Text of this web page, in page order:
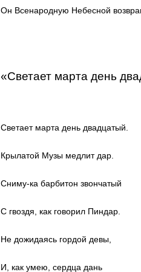
Он Всенародную Небесной
«Светает марта день
Светает марта день двадцатый.
Крылатой Музы медлит дар.
Сниму-ка барбитон звончатый
С гвоздя, как говорил Пиндар.
Не дожидаясь гордой девы,
И, как умею, сердца дань